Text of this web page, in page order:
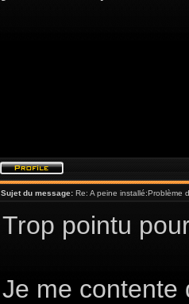
Sujet du message: Re: A peine installé:Problème
Trop pointu
Je me